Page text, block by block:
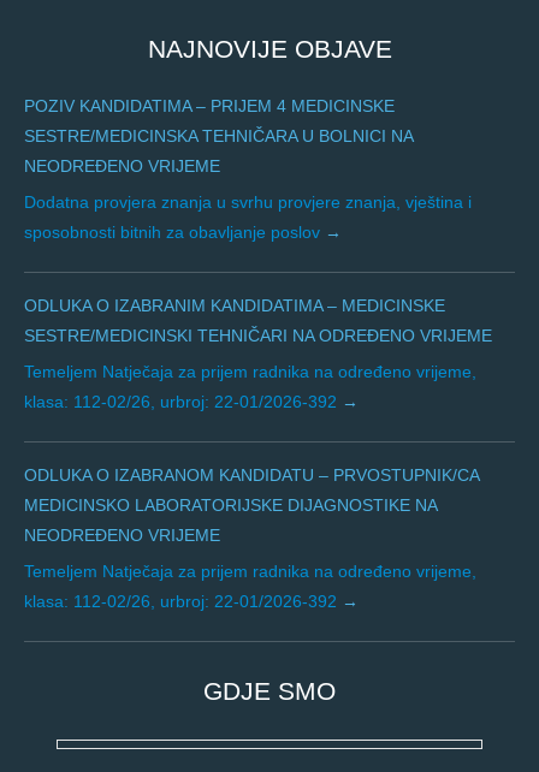
NAJNOVIJE OBJAVE
POZIV KANDIDATIMA – PRIJEM 4 MEDICINSKE
SESTRE/MEDICINSKA TEHNIČARA U BOLNICI NA
NEODREĐENO VRIJEME
Dodatna provjera znanja u svrhu provjere znanja, vještina i
sposobnosti bitnih za obavljanje poslov
ODLUKA O IZABRANIM KANDIDATIMA – MEDICINSKE
SESTRE/MEDICINSKI TEHNIČARI NA ODREĐENO VRIJEME
Temeljem Natječaja za prijem radnika na određeno vrijeme,
klasa: 112-02/26, urbroj: 22-01/2026-392
ODLUKA O IZABRANOM KANDIDATU – PRVOSTUPNIK/CA
MEDICINSKO LABORATORIJSKE DIJAGNOSTIKE NA
NEODREĐENO VRIJEME
Temeljem Natječaja za prijem radnika na određeno vrijeme,
klasa: 112-02/26, urbroj: 22-01/2026-392
GDJE SMO